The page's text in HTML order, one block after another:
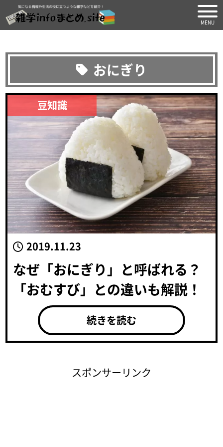
気になる情報や生活
おにぎり
豆知識
2019.11.23
なぜ「おにぎり」と呼ばれる？
「おむすび」との違いも解説！
続きを読む
スポンサーリンク